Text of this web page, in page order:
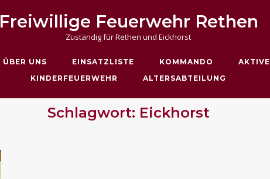
Freiwillige Feuerwehr Rethen
Zuständig für Rethen und Eickhorst
ÜBER UNS EINSATZLISTE KOMMANDO AKTIVE
KINDERFEUERWEHR
ALTERSABTEILUNG
Schlagwort: Eickhorst